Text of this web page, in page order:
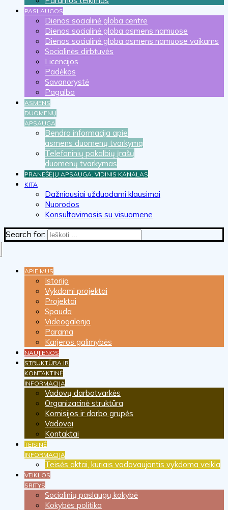
PASLAUGOS
Dienos socialinė globa centre
Dienos socialinė globa asmens namuose
Dienos socialinė globa asmens namuose vaikams
Socialinės dirbtuvės
Licencijos
Padėkos
Savanorystė
Pagalba
ASMENS
DUOMENŲ
APSAUGA
Bendra informacija apie
asmens duomenų tvarkymą
Telefoninių pokalbių įrašų
duomenų tvarkymas
PRANEŠĖJŲ APSAUGA. VIDINIS KANALAS
KITA
Dažniausiai užduodami klausimai
Nuorodos
Konsultavimasis su visuomene
Search for:
APIE MUS
Istorija
Vykdomi projektai
Projektai
Spauda
Videogalerija
Parama
Karjeros galimybės
NAUJIENOS
STRUKTŪRA IR
KONTAKTINĖ
INFORMACIJA
Vadovų darbotvarkės
Organizacinė struktūra
Komisijos ir darbo grupės
Vadovai
Kontaktai
TEISINĖ
INFORMACIJA
Teisės aktai, kuriais vadovaujantis vykdoma veikla
VEIKLOS
SRITYS
Socialinių paslaugų kokybė
Kokybės politika